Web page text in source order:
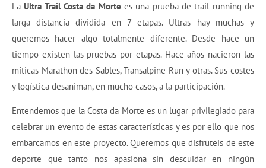
LaUltra Trail Costa da Morte es una prueba de trail running de
larga distancia dividida en 7 etapas. Ultras hay muchas y
queremos hacer algo totalmente diferente. Desde hace un
tiempo existen las pruebas por etapas. Hace años nacieron las
míticas Marathon des Sables, Transalpine Run y otras. Sus costes
y logística desaniman, en mucho casos, a la participación.
Entendemos que la Costa da Morte es un lugar privilegiado para
celebrar un evento de estas características y es por ello que nos
embarcamos en este proyecto. Queremos que disfruteis de este
deporte que tanto nos apasiona sin descuidar en ningún